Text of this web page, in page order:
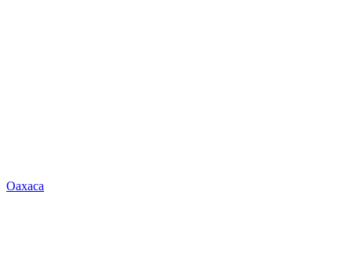
Oaxaca